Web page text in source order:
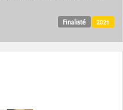
2021
Finalisté